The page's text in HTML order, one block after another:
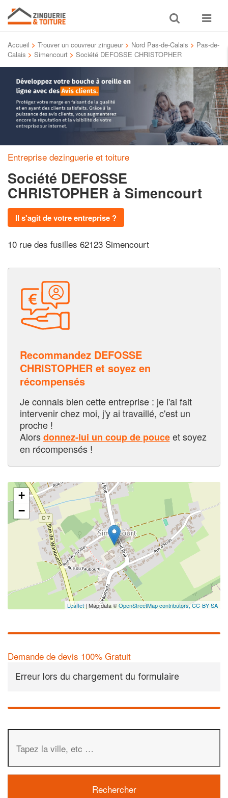
Toggle
search
Toggle
Accueil > Trouver un couvreur zingueur > Nord Pas-de-Calais > Pas-de-
Calais > Simencourt > Société DEFOSSE CHRISTOPHER
Entreprise dezinguerie et toiture
Société DEFOSSE
CHRISTOPHER à Simencourt
Il s'agit de votre entreprise ?
10 rue des fusilles 62123 Simencourt
Recommandez DEFOSSE
CHRISTOPHER et soyez en
récompensés
Je connais bien cette entreprise : je l'ai fait
intervenir chez moi, j'y ai travaillé, c'est un
proche !
Alorsdonnez-lui un coup de pouceet soyez
en récompensés !
+
−
Leaflet | Map data ©OpenStreetMap contributors,CC-BY-SA
Demande de devis 100% Gratuit
Erreur lors du chargement du formulaire